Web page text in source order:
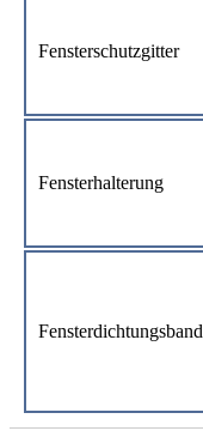
Fensterschutzgitter
Fensterhalterung
Fensterdichtungsband